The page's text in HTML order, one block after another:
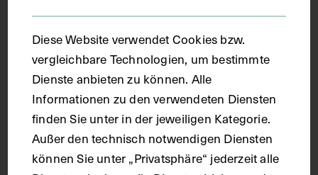
auf seine psychiatrische
Gutachtertätigkeit in einem
Gerichtsprozess
UM 1958
Diese Website verwendet Cookies bzw.
vergleichbare Technologien, um bestimmte
Dienste anbieten zu können. Alle
Informationen zu den verwendeten Diensten
finden Sie unter in der jeweiligen Kategorie.
Außer den technisch notwendigen Diensten
können Sie unter „Privatsphäre“ jederzeit alle